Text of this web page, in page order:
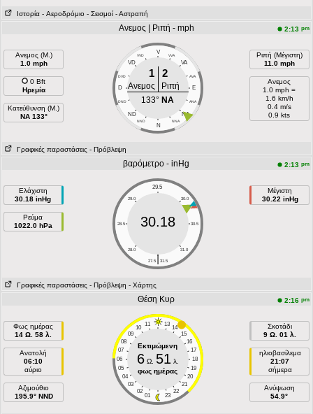
Ιστορία - Aεροδρόμιο - Σεισμοί - Αστραπή
Ανεμος | Ριπή - mph 2:13 pm
Ανεμος (Μ.)
1.0 mph
0 Bft
Ηρεμία
Κατεύθυνση (Μ.)
NA 133°
V
VVD VVA
VD VA
DVD AVA
D E
DND ANA
ND NA
NND NNA
N
1 2
Ανεμος
Ριπή
133° NA
Ριπή (Μέγιστη)
11.0 mph
Ανεμος
1.0 mph =
1.6 km/h
0.4 m/s
0.9 kts
Γραφικές παραστάσεις - Πρόβλεψη
βαρόμετρο - inHg 2:13 pm
Ελάχιστη
30.18 inHg
Ρεύμα
1022.0 hPa
29.5
29.0 30.0
28.5 30.5
28.0 31.0
|
27.5 31.5
30.18
Μέγιστη
30.22 inHg
Γραφικές παραστάσεις - Πρόβλεψη - Χάρτης
Θέση Κυρ 2:16 pm
Φως ημέρας
14 Ω. 58 λ.
Ανατολή
06:10
αύριο
Aζιμούθιο
195.9° NND
11 13
10
14
09
15
08
16
07
17
06
18
05
19
04
20
03
21
02
22
01 23
Εκτιμώμενη
6Ω. 51 λ.
φως ημέρας
Σκοτάδι
9 Ω. 01 λ.
ηλιοβασίλεμα
21:07
σήμερα
Ανύψωση
54.9°